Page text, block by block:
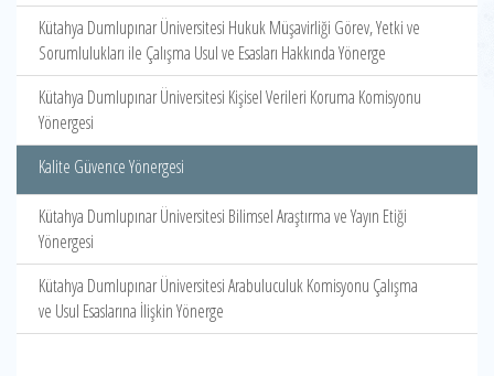
Kütahya Dumlupınar Üniversitesi Hukuk Müşavirliği Görev, Yetki ve
Sorumlulukları ile Çalışma Usul ve Esasları Hakkında Yönerge
Kütahya Dumlupınar Üniversitesi Kişisel Verileri Koruma Komisyonu
Yönergesi
Kalite Güvence Yönergesi
Kütahya Dumlupınar Üniversitesi Bilimsel Araştırma ve Yayın Etiği
Yönergesi
Kütahya Dumlupınar Üniversitesi Arabuluculuk Komisyonu Çalışma
ve Usul Esaslarına İlişkin Yönerge